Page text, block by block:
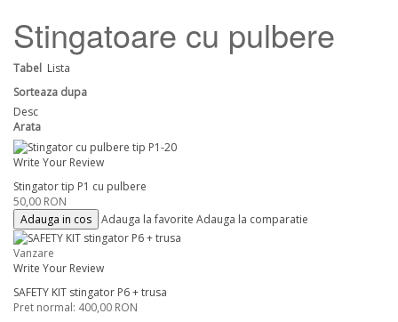
Stingatoare cu pulbere
Tabel Lista
Sorteaza dupa
Desc
Arata
Write Your Review
Stingator tip P1 cu pulbere
50,00 RON
Adauga in cos
Adauga la favorite Adauga la comparatie
Vanzare
Write Your Review
SAFETY KIT stingator P6 + trusa
Pret normal: 400,00 RON